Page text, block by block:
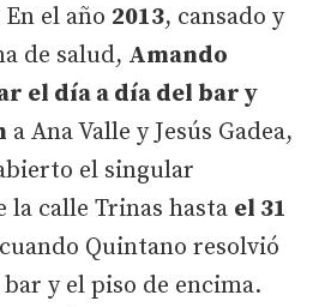
el año 2013, cansado y
de salud, Amando
el día a día del bar y
a Ana Valle y Jesús Gadea,
el singular
la calle Trinas hasta el 31
Quintano resolvió
y el piso de encima.